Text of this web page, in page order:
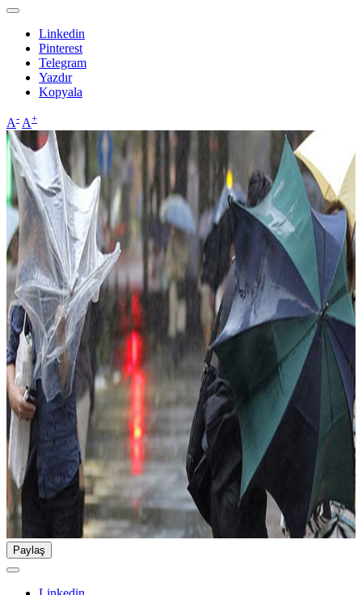
Linkedin
Pinterest
Telegram
Yazdır
Kopyala
A- A+
Paylaş